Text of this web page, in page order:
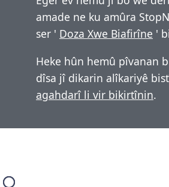
amade ne ku amûra
ser ' Doza Xwe Biafirîne '
Heke hûn hemû pîvanan
dîsa jî dikarin alîkariyê
agahdarî li vir bikirtînin.